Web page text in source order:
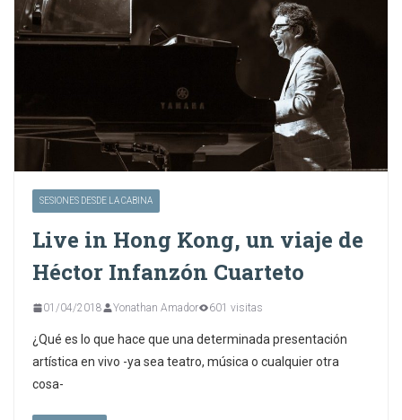
SESIONES DESDE LA CABINA
Live in Hong Kong, un viaje de
Héctor Infanzón Cuarteto
01/04/2018 Yonathan Amador 601 visitas
¿Qué es lo que hace que una determinada presentación
artística en vivo -ya sea teatro, música o cualquier otra
cosa-